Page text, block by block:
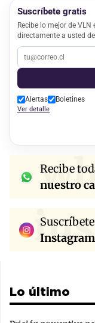
Suscríbete gratis
Recibe lo mejor de
directamente a usted
Alertas Boletines
Ver detalle
Recibe
nuestro
Instagram
Lo último